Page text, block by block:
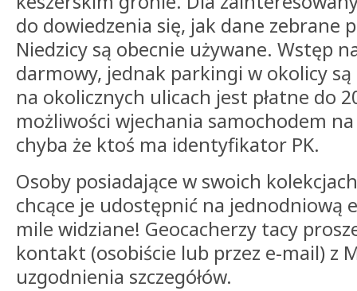
do dowiedzenia się, jak dane zebrane
Niedzicy są obecnie używane. Wstęp
darmowy, jednak parkingi w okolicy
na okolicznych ulicach jest płatne do
możliwości wjechania samochodem
chyba że ktoś ma identyfikator PK.
Osoby posiadające w swoich
chcące je udostępnić na jednodniową
mile widziane! Geocacherzy tacy
kontakt (osobiście lub przez e-mail) z
uzgodnienia szczegółów.